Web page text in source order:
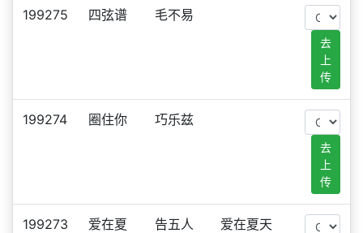
199275 四弦谱 毛不易
去
上
传
199274 圈住你 巧乐兹
去
上
传
199273
爱在夏
告五人
爱在夏天